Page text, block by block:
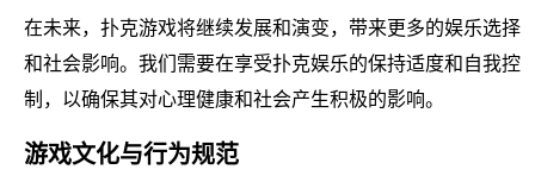
在未来，扑克游戏将继续发展和演变，带来更多的娱乐选择
和社会影响。我们需要在享受扑克娱乐的保持适度和自我控
制，以确保其对心理健康和社会产生积极的影响。
游戏文化与行为规范